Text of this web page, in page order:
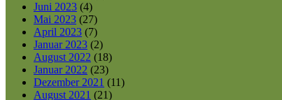
Juni 2023 (4)
Mai 2023 (27)
April 2023 (7)
Januar 2023 (2)
August 2022 (18)
Januar 2022 (23)
Dezember 2021 (11)
August 2021 (21)